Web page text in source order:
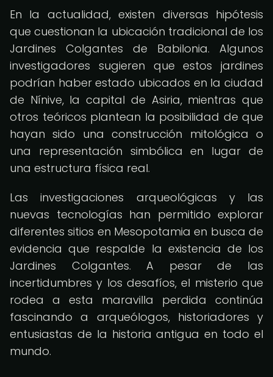
En la actualidad, existen diversas hipótesis
que cuestionan la ubicación tradicional de los
Jardines Colgantes de Babilonia. Algunos
investigadores sugieren que estos jardines
podrían haber estado ubicados en la ciudad
de Nínive, la capital de Asiria, mientras que
otros teóricos plantean la posibilidad de que
hayan sido una construcción mitológica o
una representación simbólica en lugar de
una estructura física real.
Las investigaciones arqueológicas y las
nuevas tecnologías han permitido explorar
diferentes sitios en Mesopotamia en busca de
evidencia que respalde la existencia de los
Jardines Colgantes. A pesar de las
incertidumbres y los desafíos, el misterio que
rodea a esta maravilla perdida continúa
fascinando a arqueólogos, historiadores y
entusiastas de la historia antigua en todo el
mundo.